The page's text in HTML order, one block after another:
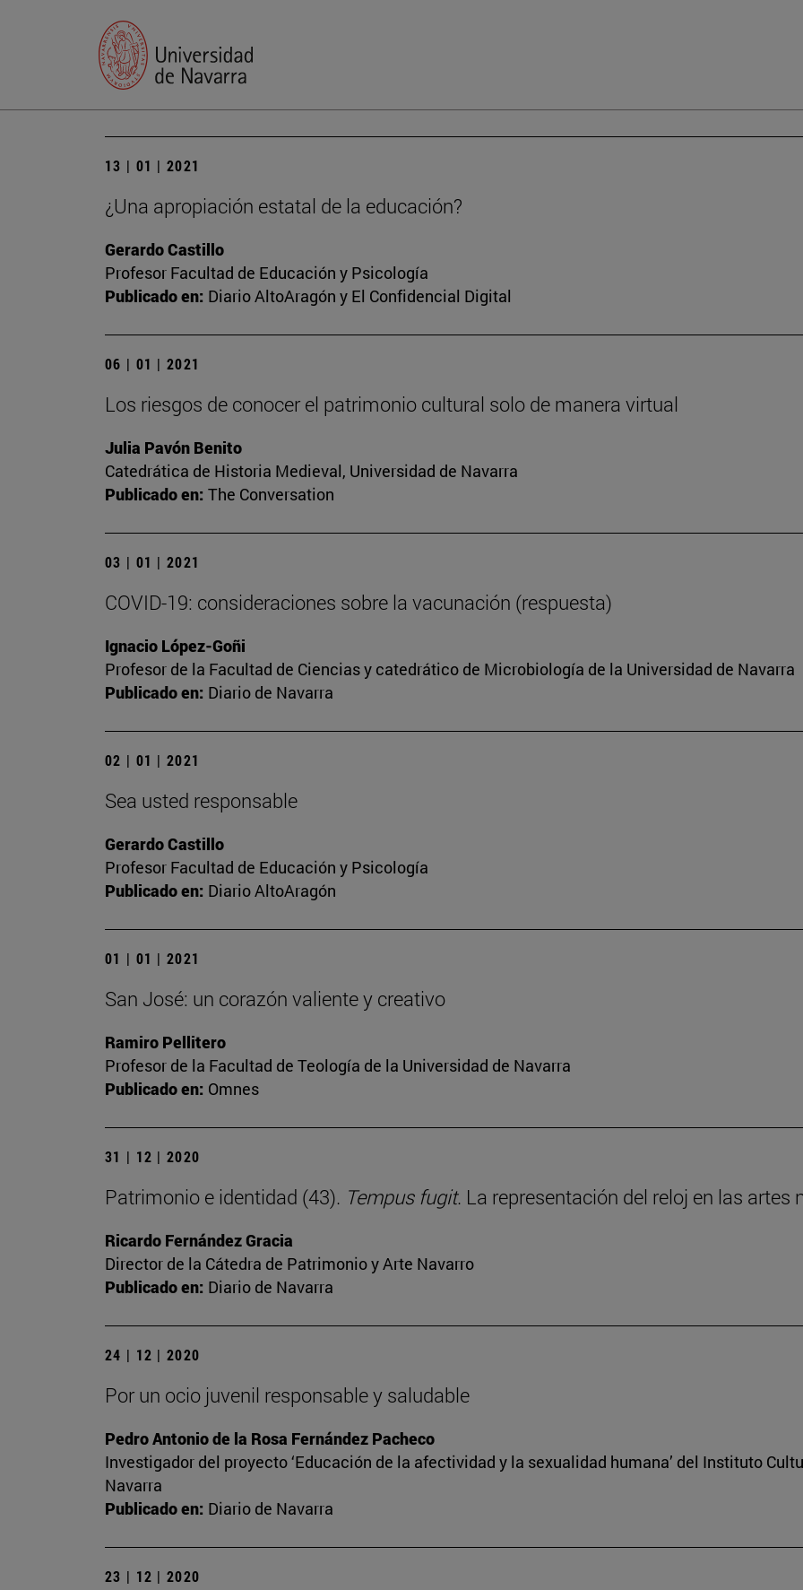
13 | 01 | 2021
¿Una apropiación estatal de la educación?
Gerardo Castillo
Profesor Facultad de Educación y Psicología
Publicado en: Diario AltoAragón y El Confidencial Digital
06 | 01 | 2021
Los riesgos de conocer el patrimonio cultural solo de manera virtual
Julia Pavón Benito
Catedrática de Historia Medieval, Universidad de Navarra
Publicado en: The Conversation
03 | 01 | 2021
COVID-19: consideraciones sobre la vacunación (respuesta)
Ignacio López-Goñi
Profesor de la Facultad de Ciencias y catedrático de Microbiología de la Universidad de Navarra
Publicado en: Diario de Navarra
02 | 01 | 2021
Sea usted responsable
Gerardo Castillo
Profesor Facultad de Educación y Psicología
Publicado en: Diario AltoAragón
01 | 01 | 2021
San José: un corazón valiente y creativo
Ramiro Pellitero
Profesor de la Facultad de Teología de la Universidad de Navarra
Publicado en: Omnes
31 | 12 | 2020
Patrimonio e identidad (43). Tempus fugit. La representación del reloj en las artes
Ricardo Fernández Gracia
Director de la Cátedra de Patrimonio y Arte Navarro
Publicado en: Diario de Navarra
24 | 12 | 2020
Por un ocio juvenil responsable y saludable
Pedro Antonio de la Rosa Fernández Pacheco
Investigador del proyecto ‘Educación de la afectividad y la sexualidad humana’ del Instituto
Navarra
Publicado en: Diario de Navarra
23 | 12 | 2020